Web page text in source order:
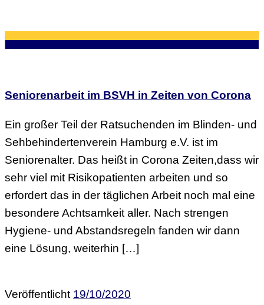
Seniorenarbeit im BSVH in Zeiten von Corona
Ein großer Teil der Ratsuchenden im Blinden- und
Sehbehindertenverein Hamburg e.V. ist im
Seniorenalter. Das heißt in Corona Zeiten,dass wir
sehr viel mit Risikopatienten arbeiten und so
erfordert das in der täglichen Arbeit noch mal eine
besondere Achtsamkeit aller. Nach strengen
Hygiene- und Abstandsregeln fanden wir dann
eine Lösung, weiterhin […]
Veröffentlicht 19/10/2020